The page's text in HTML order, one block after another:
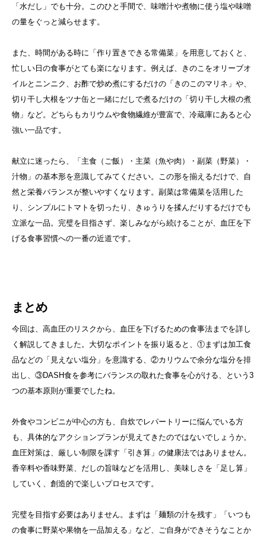
「水だし」でも十分。このひと手間で、味噌汁や煮物に使う塩や味噌
の量をぐっと減らせます。
また、時間がある時に「作り置きできる常備菜」を用意しておくと、
忙しい日の食事がとても楽になります。例えば、きのこをオリーブオ
イルとニンニク、お酢で炒め煮にするだけの「きのこのマリネ」や、
切り干し大根をツナ缶と一緒にだしで煮るだけの「切り干し大根の煮
物」など。どちらもカリウムや食物繊維が豊富で、冷蔵庫にあると心
強い一品です。
献立に迷ったら、「主食（ご飯）・主菜（魚や肉）・副菜（野菜）・
汁物」の基本形を意識してみてください。この形を揃えるだけで、自
然と栄養バランスが整いやすくなります。副菜は常備菜を活用した
り、シンプルにトマトを切ったり、きゅうりを揉んだりするだけでも
立派な一品。完璧を目指さず、楽しみながら続けることが、血圧を下
げる食事習慣への一番の近道です。
まとめ
今回は、高血圧のリスクから、血圧を下げるための食事法までを詳し
く解説してきました。大切なポイントを振り返ると、①まずは加工食
品などの「見えない塩分」を意識する、②カリウムで余分な塩分を排
出し、③DASH食を参考にバランスの取れた食事を心がける、という3
つの基本原則が重要でしたね。
外食やコンビニが中心の方も、自炊でレパートリーに悩んでいる方
も、具体的なアクションプランが見えてきたのではないでしょうか。
血圧対策は、厳しい制限を課す「引き算」の健康法ではありません。
香辛料や香味野菜、だしの旨味などを活用し、美味しさを「足し算」
していく、創造的で楽しいプロセスです。
完璧を目指す必要はありません。まずは「麺類の汁を残す」「いつも
の食事に野菜や果物を一品加える」など、ご自身ができそうなことか